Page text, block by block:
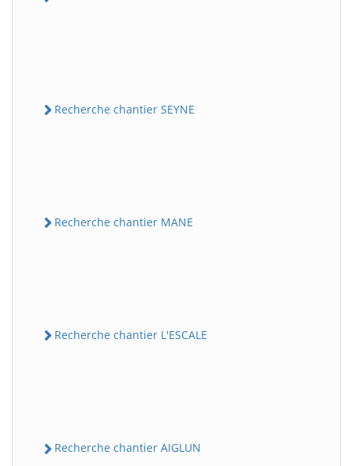
Recherche chantier SEYNE
Recherche chantier MANE
Recherche chantier L'ESCALE
Recherche chantier AIGLUN